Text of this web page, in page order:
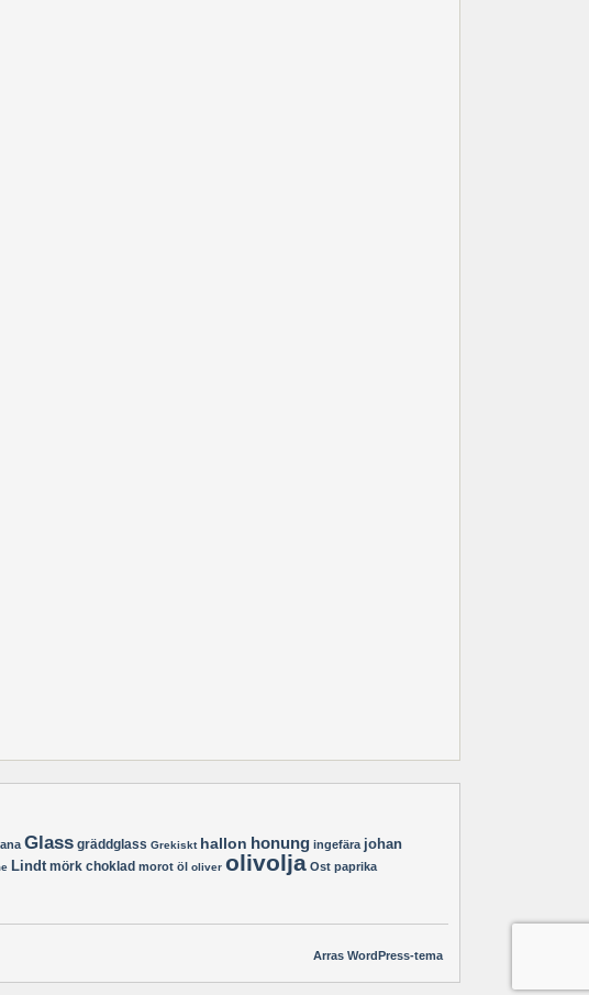
Glass gräddglass Grekiskt hallon honung ingefära johan
Lindt mörk choklad morot öl oliver olivolja Ost paprika
Arras WordPress-tema